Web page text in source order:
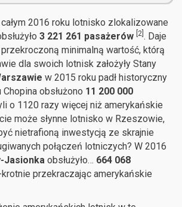
2016 roku lotnisko zlokalizowane
3 221 261 pasażerów [2] . Daje
minimalną wartość, którą
dla swoich lotnisk założyły Stany
w 2015 roku padł historyczny
obsłużono 11 200 000
o 1120 razy więcej niż amerykańskie
może słynne lotnisko w Rzeszowie,
nietrafioną inwestycją ze skrajnie
połączeń lotniczych? W 2016
Jasionka obsłużyło… 664 068
przekraczając amerykańskie